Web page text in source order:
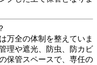
万全の体制を整えていま
理や遮光、防虫、防カビ
保管スペースで、専任の